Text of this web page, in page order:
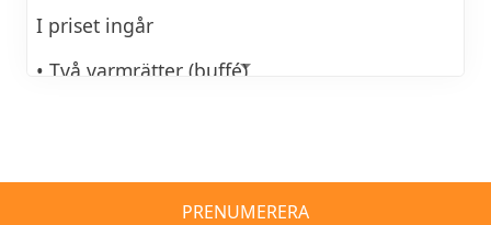
I priset ingår
• Två varmrätter (buffé)
PRENUMERERA